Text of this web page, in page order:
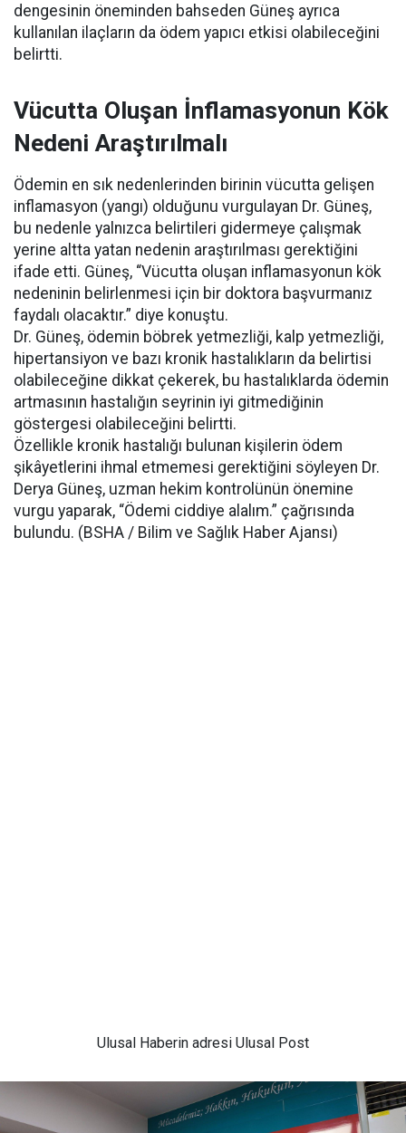
dengesinin öneminden bahseden Güneş ayrıca
kullanılan ilaçların da ödem yapıcı etkisi olabileceğini
belirtti.
Vücutta Oluşan İnflamasyonun Kök
Nedeni Araştırılmalı
Ödemin en sık nedenlerinden birinin vücutta gelişen
inflamasyon (yangı) olduğunu vurgulayan Dr. Güneş,
bu nedenle yalnızca belirtileri gidermeye çalışmak
yerine altta yatan nedenin araştırılması gerektiğini
ifade etti. Güneş, “Vücutta oluşan inflamasyonun kök
nedeninin belirlenmesi için bir doktora başvurmanız
faydalı olacaktır.” diye konuştu.
Dr. Güneş, ödemin böbrek yetmezliği, kalp yetmezliği,
hipertansiyon ve bazı kronik hastalıkların da belirtisi
olabileceğine dikkat çekerek, bu hastalıklarda ödemin
artmasının hastalığın seyrinin iyi gitmediğinin
göstergesi olabileceğini belirtti.
Özellikle kronik hastalığı bulunan kişilerin ödem
şikâyetlerini ihmal etmemesi gerektiğini söyleyen Dr.
Derya Güneş, uzman hekim kontrolünün önemine
vurgu yaparak, “Ödemi ciddiye alalım.” çağrısında
bulundu. (BSHA / Bilim ve Sağlık Haber Ajansı)
Ulusal Haberin adresi Ulusal Post